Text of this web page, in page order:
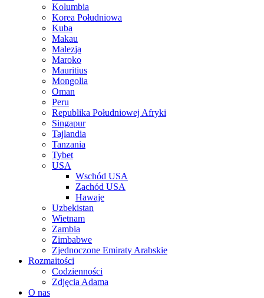
Kolumbia
Korea Południowa
Kuba
Makau
Malezja
Maroko
Mauritius
Mongolia
Oman
Peru
Republika Południowej Afryki
Singapur
Tajlandia
Tanzania
Tybet
USA
Wschód USA
Zachód USA
Hawaje
Uzbekistan
Wietnam
Zambia
Zimbabwe
Zjednoczone Emiraty Arabskie
Rozmaitości
Codzienności
Zdjęcia Adama
O nas